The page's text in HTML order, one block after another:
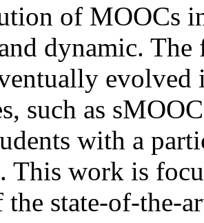
of MOOCs
dynamic.
such as
with a
This work is
state-of-the-